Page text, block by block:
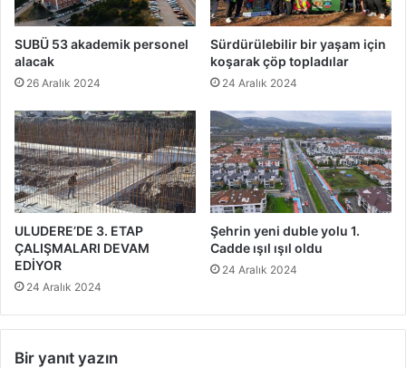
SUBÜ 53 akademik personel
alacak
26 Aralık 2024
Sürdürülebilir bir yaşam için
koşarak çöp topladılar
24 Aralık 2024
ULUDERE’DE 3. ETAP
ÇALIŞMALARI DEVAM
EDİYOR
24 Aralık 2024
Şehrin yeni duble yolu 1.
Cadde ışıl ışıl oldu
24 Aralık 2024
Bir yanıt yazın